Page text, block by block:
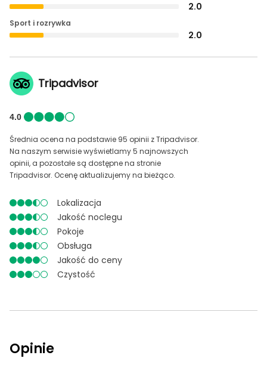
2.0
Sport i rozrywka
2.0
Tripadvisor
4.0
Średnia ocena na podstawie 95 opinii z Tripadvisor.
Na naszym serwisie wyświetlamy 5 najnowszych
opinii, a pozostałe są dostępne na stronie
Tripadvisor. Ocenę aktualizujemy na bieżąco.
Lokalizacja
Jakość noclegu
Pokoje
Obsługa
Jakość do ceny
Czystość
Opinie